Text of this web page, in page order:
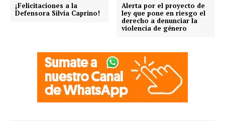
¡Felicitaciones a la
Defensora Silvia Caprino!
Alerta por el proyecto de
ley que pone en riesgo el
derecho a denunciar la
violencia de género